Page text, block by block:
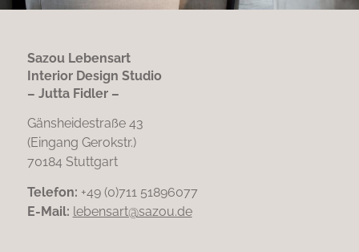
Sazou Lebensart
Interior Design Studio
– Jutta Fidler –
Gänsheidestraße 43
(Eingang Gerokstr.)
70184 Stuttgart
Telefon: +49 (0)711 51896077
E-Mail: lebensart@sazou.de